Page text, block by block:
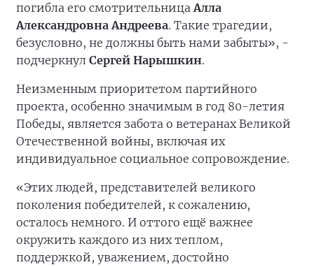
погибла его смотрительницаАлла
Александровна Андреева. Такие трагедии,
безусловно, не должны быть нами забыты», -
подчеркнул Сергей Нарышкин.
Неизменным приоритетом партийного
проекта, особенно значимым в год 80-летия
Победы, является забота о ветеранах Великой
Отечественной войны, включая их
индивидуальное социальное сопровождение.
«Этих людей, представителей великого
поколения победителей, к сожалению,
осталось немного. И оттого ещё важнее
окружить каждого из них теплом,
поддержкой, уважением, достойно